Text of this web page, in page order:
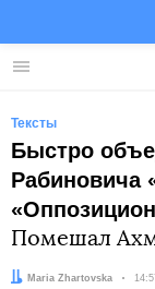
Меню
Тексты
Быстро
Рабиновича
Помешал
Автор:
Maria Zhartovska